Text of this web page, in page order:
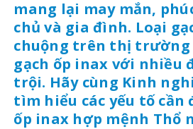
mang lại may mắn,
chủ và gia đình. Loại
chuộng trên thị trường
gạch ốp inax với nhiều
trội. Hãy cùng Kinh
tìm hiểu các yếu tố cần
ốp inax hợp mệnh Thổ